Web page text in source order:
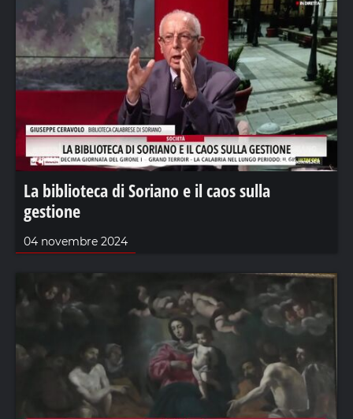
La biblioteca di Soriano e il caos sulla
gestione
04 novembre 2024